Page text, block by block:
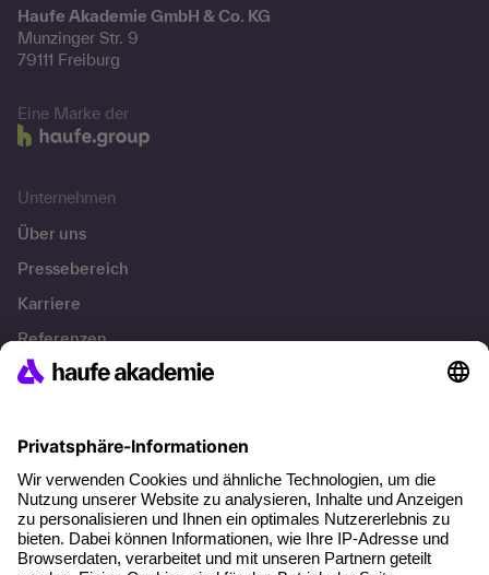
Haufe Akademie GmbH & Co. KG
Munzinger Str. 9
79111 Freiburg
Eine Marke der
Unternehmen
Über uns
Pressebereich
Karriere
Referenzen
Soziale Verantwortung
Über unser Angebot
Planungssicherheit
Freie Seminarplätze